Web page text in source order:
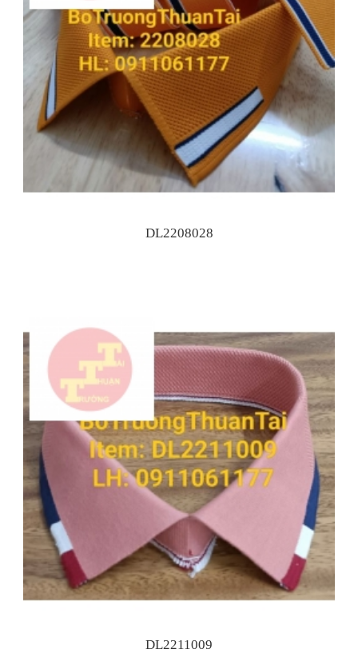
DL2208028
DL2211009